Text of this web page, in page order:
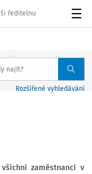
ředitelnu
Rozšířené vyhledávání
zaměstnanci v